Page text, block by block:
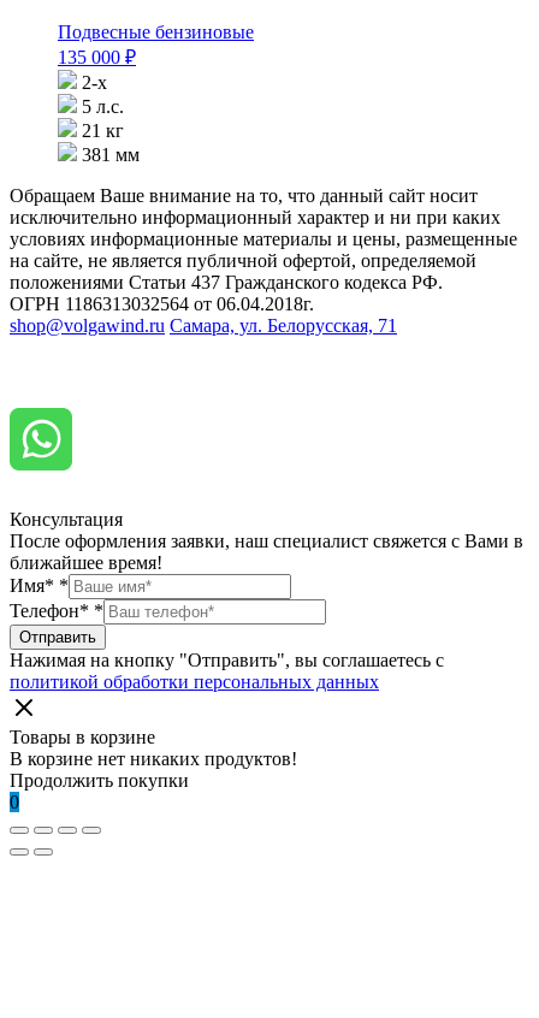
Подвесные бензиновые
135 000 ₽
2-х
5 л.с.
21 кг
381 мм
Обращаем Ваше внимание на то, что данный сайт носит
исключительно информационный характер и ни при каких
условиях информационные материалы и цены, размещенные
на сайте, не является публичной офертой, определяемой
положениями Статьи 437 Гражданского кодекса РФ.
ОГРН 1186313032564 от 06.04.2018г.
shop@volgawind.ru Самара, ул. Белорусская, 71
Консультация
После оформления заявки, наш специалист свяжется с Вами в
ближайшее время!
Имя* *
Телефон* *
Отправить
Нажимая на кнопку "Отправить", вы соглашаетесь с
политикой обработки персональных данных
Товары в корзине
В корзине нет никаких продуктов!
Продолжить покупки
0